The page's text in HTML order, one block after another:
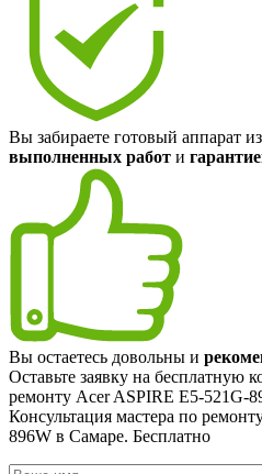
Вы забираете готовый аппарат
выполненных работ и
Вы остаетесь довольны и
Оставьте заявку на бесплатную
ремонту Acer ASPIRE E5-521G-
Консультация мастера по
896W в Самаре. Бесплатно